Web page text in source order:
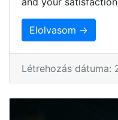
Elolvasom →
Létrehozás dátuma: